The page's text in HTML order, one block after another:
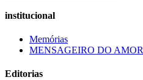
institucional
Memórias
MENSAGEIRO DO AMOR
Editorias